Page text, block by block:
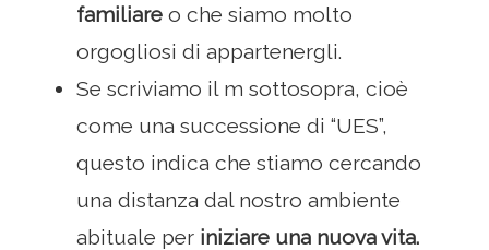
familiare o che siamo molto
orgogliosi di appartenergli.
Se scriviamo il m sottosopra, cioè
come una successione di “UES”,
questo indica che stiamo cercando
una distanza dal nostro ambiente
abituale per iniziare una nuova vita.